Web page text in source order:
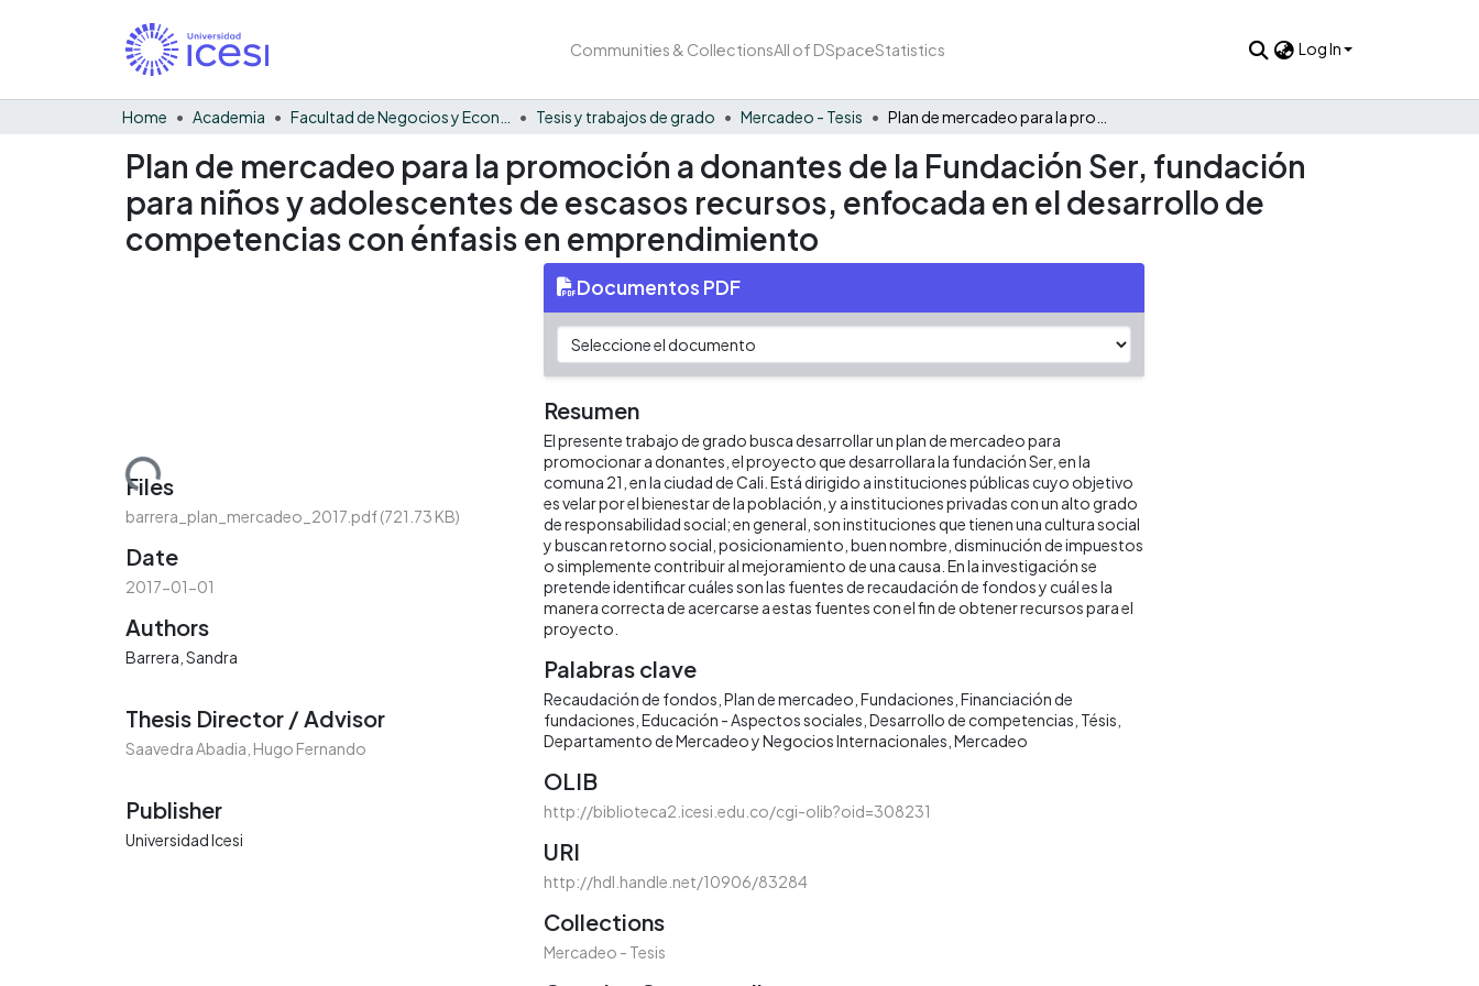
Communities & CollectionsAll of DSpaceStatistics Log In
Home Academia Tesis y trabajos de grado Mercadeo - Tesis
Plan de mercadeo para la promoción a donantes de la Fundación Ser, fundación
para niños y adolescentes de escasos recursos, enfocada en el desarrollo de
competencias con énfasis en emprendimiento
Loading...
Files
barrera_plan_mercadeo_2017.pdf(721.73 KB)
Date
2017-01-01
Authors
Barrera, Sandra
Thesis Director / Advisor
Saavedra Abadia, Hugo Fernando
Publisher
Universidad Icesi
Documentos PDF
Resumen
El presente trabajo de grado busca desarrollar un plan de mercadeo para
promocionar a donantes, el proyecto que desarrollara la fundación Ser, en la
comuna 21, en la ciudad de Cali. Está dirigido a instituciones públicas cuyo objetivo
es velar por el bienestar de la población, y a instituciones privadas con un alto grado
de responsabilidad social; en general, son instituciones que tienen una cultura social
y buscan retorno social, posicionamiento, buen nombre, disminución de impuestos
o simplemente contribuir al mejoramiento de una causa. En la investigación se
pretende identificar cuáles son las fuentes de recaudación de fondos y cuál es la
manera correcta de acercarse a estas fuentes con el fin de obtener recursos para el
proyecto.
Palabras clave
Recaudación de fondos Plan de mercadeo Fundaciones Financiación de
fundaciones Educación - Aspectos sociales Desarrollo de competencias Tésis
Departamento de Mercadeo y Negocios Internacionales Mercadeo
OLIB
http://biblioteca2.icesi.edu.co/cgi-olib?oid=308231
URI
http://hdl.handle.net/10906/83284
Collections
Mercadeo - Tesis